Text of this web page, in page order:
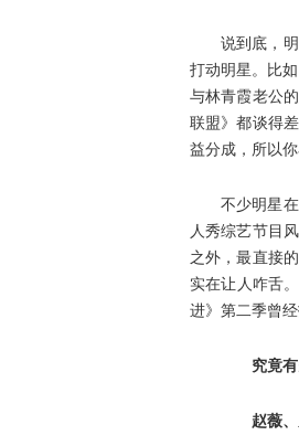
说到底，
打动明星。比
与林青霞老公
联盟》都谈得
益分成，所以
不少明星
人秀综艺节目
之外，最直接
实在让人咋舌
进》第二季曾
究竟有
赵薇、